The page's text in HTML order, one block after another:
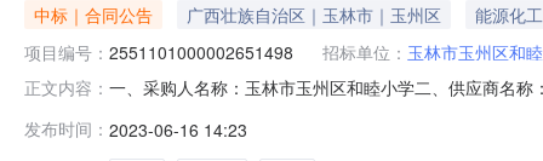
中标｜合同公告 广西壮族自治区｜玉林市｜玉州区
能源化工
项目编号： 2551101000002651498 招标单位： 玉林市玉州区和
正文内容： 一、采购人名称：玉林市玉州区和睦小学二、供应商名
兄弟TN-2325兄弟TN-2325硒鼓粉盒2260D7080D兄弟/
发布时间： 2023-06-16 14:23